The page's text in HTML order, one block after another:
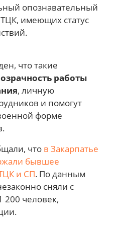
опознавательный
имеющих статус
что такие
работы
, личную
и помогут
форме
что в Закарпатье
бывшее
и СП. По данным
сняли с
200 человек,